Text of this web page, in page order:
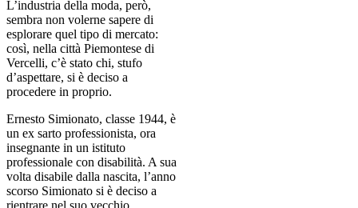
L’industria della moda, però,
sembra non volerne sapere di
esplorare quel tipo di mercato:
così, nella città Piemontese di
Vercelli, c’è stato chi, stufo
d’aspettare, si è deciso a
procedere in proprio.
Ernesto Simionato, classe 1944, è
un ex sarto professionista, ora
insegnante in un istituto
professionale con disabilità. A sua
volta disabile dalla nascita, l’anno
scorso Simionato si è deciso a